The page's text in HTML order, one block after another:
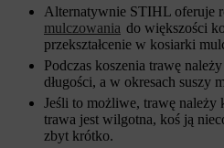
Alternatywnie STIHL oferuje
mulczowania do większości
przekształcenie w kosiarki
Podczas koszenia trawę
długości, a w okresach suszy
Jeśli to możliwe, trawę należy
trawa jest wilgotna, koś ją
zbyt krótko.